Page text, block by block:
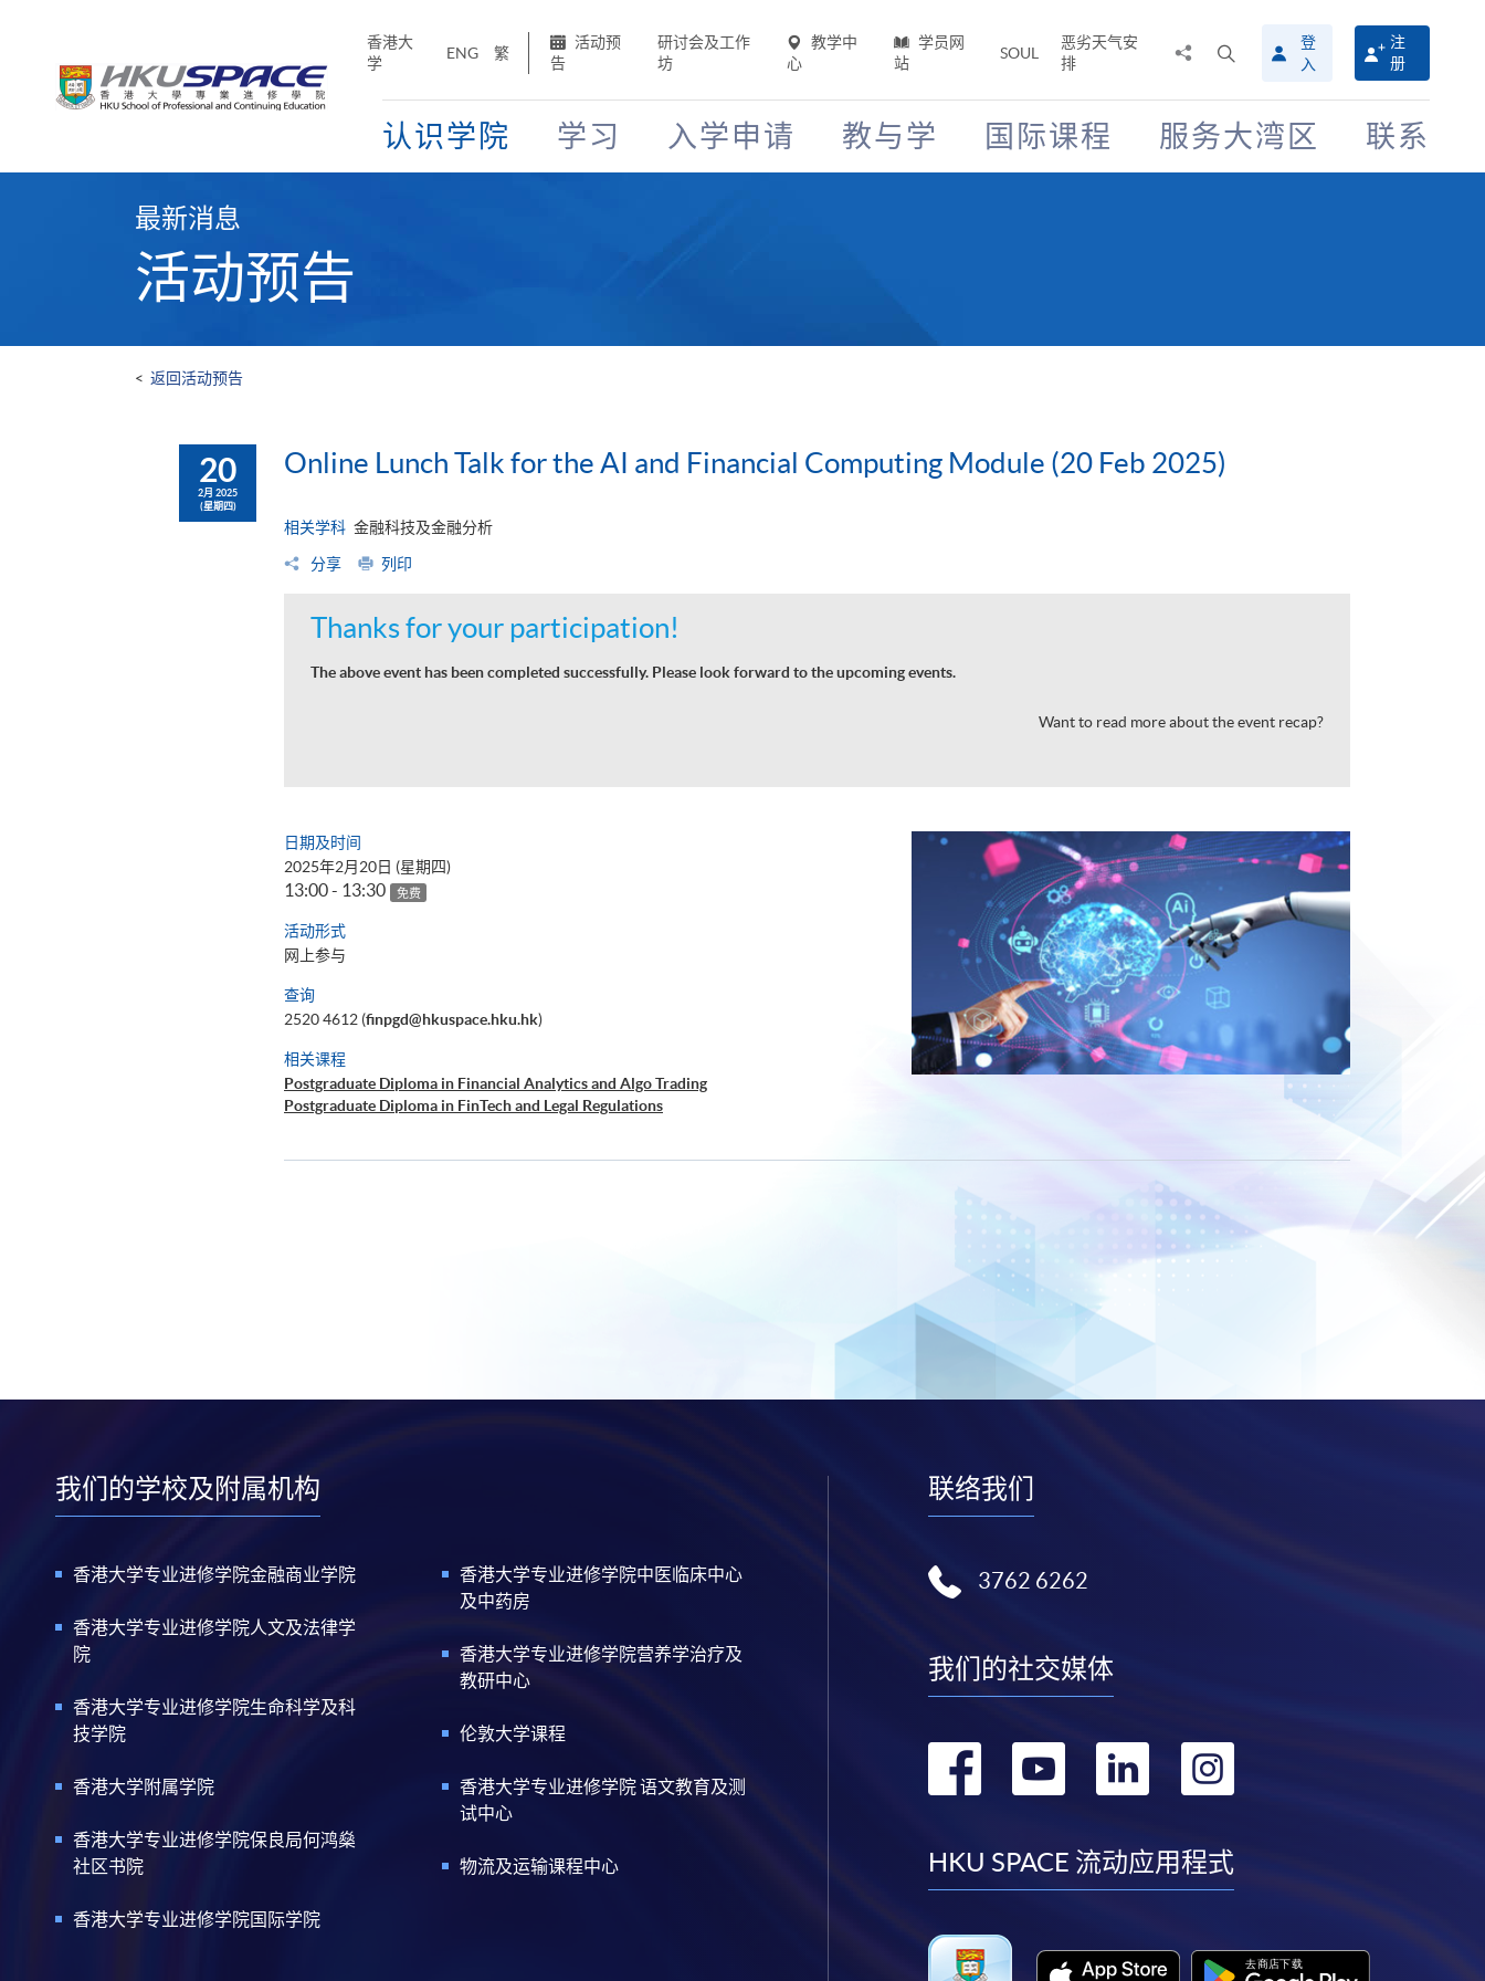
香港大
学
ENG 繁
活动预
告
研讨会及工作
坊
教学中
心
学员网
站
SOUL
恶劣天气安
排
搜
寻
介
面
登
入
注
册
认识学院 学习 入学申请 教与学 国际课程 服务大湾区 联系
最新消息
活动预告
< 返回活动预告
20
2月 2025
(星期四)
Online Lunch Talk for the AI and Financial Computing Module (20 Feb 2025)
相关学科 金融科技及金融分析
分享 列印
Thanks for your participation!
The above event has been completed successfully. Please look forward to the upcoming events.
Want to read more about the event recap?
日期及时间
2025年2月20日 (星期四)
13:00 - 13:30 免费
活动形式
网上参与
查询
2520 4612 (finpgd@hkuspace.hku.hk)
相关课程
Postgraduate Diploma in Financial Analytics and Algo Trading
Postgraduate Diploma in FinTech and Legal Regulations
我们的学校及附属机构
香港大学专业进修学院金融商业学院
香港大学专业进修学院人文及法律学
院
香港大学专业进修学院生命科学及科
技学院
香港大学附属学院
香港大学专业进修学院保良局何鸿燊
社区书院
香港大学专业进修学院国际学院
香港大学专业进修学院中医临床中心
及中药房
香港大学专业进修学院营养学治疗及
教研中心
伦敦大学课程
香港大学专业进修学院 语文教育及测
试中心
物流及运输课程中心
联络我们
3762 6262
我们的社交媒体
转
facebook
转
youtube
转
linkedininstagram
HKU SPACE 流动应用程式